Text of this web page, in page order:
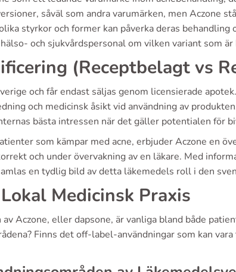
såväl som andra varumärken, men Aczone
styrkor och former kan påverka deras
och sjukvårdspersonal om vilken variant som
(Receptbelagt vs
och får endast säljas genom licensierade
och medicinsk åsikt vid användning av
bästa intressen när det gäller potentialen för
som kämpar med acne, erbjuder Aczone en
och under övervakning av en läkare. Med
en tydlig bild av detta läkemedels roll i den
Medicinsk Praxis
Aczone, eller dapsone, är vanliga bland både
Finns det off-label-användningar som kan